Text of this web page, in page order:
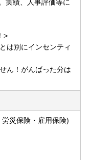
実績、人事評価等に
>
は別にインセンティ
ん！がんばった分は
労災保険・雇用保険)